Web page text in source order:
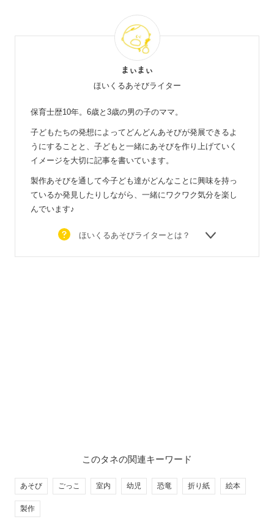
まぃまぃ
ほいくるあそびライター
保育士歴10年。6歳と3歳の男の子のママ。
子どもたちの発想によってどんどんあそびが発展できるよ
うにすることと、子どもと一緒にあそびを作り上げていく
イメージを大切に記事を書いています。
製作あそびを通して今子ども達がどんなことに興味を持っ
ているか発見したりしながら、一緒にワクワク気分を楽し
んでいます♪
ほいくるあそびライターとは？
このタネの関連キーワード
あそび ごっこ 室内 幼児 恐竜 折り紙 絵本
製作